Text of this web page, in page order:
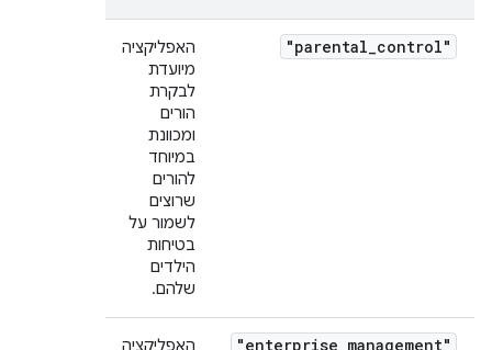
"parental_control"
האפליקציה
מיועדת
לבקרת
הורים
ומכוונת
במיוחד
להורים
שרוצים
לשמור על
בטיחות
הילדים
שלהם.
"enterprise_management"
האפליקציה